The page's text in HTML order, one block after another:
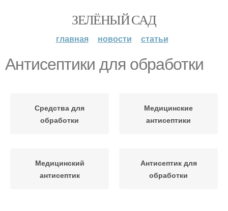
ЗЕЛЁНЫЙ САД
главная новости статьи
Антисептики для обработки
Средства для
обработки
Медицинские
антисептики
Медицинский
антисептик
Антисептик для
обработки